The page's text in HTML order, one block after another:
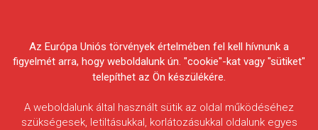
Egyesületek Szövetsége
Az Európa Uniós törvények értelmében fel kell hívnunk a
figyelmét arra, hogy weboldalunk ún. "cookie"-kat vagy "sütiket"
telepíthet az Ön készülékére.
A weboldalunk által használt sütik az oldal működéséhez
szükségesek, letiltásukkal, korlátozásukkal oldalunk egyes